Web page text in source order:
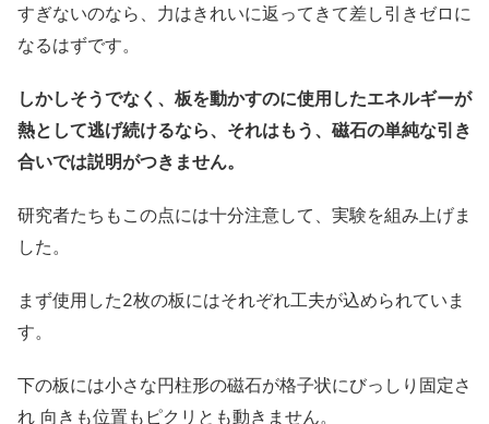
すぎないのなら、力はきれいに返ってきて差し引きゼロに
なるはずです。
しかしそうでなく、板を動かすのに使用したエネルギーが
熱として逃げ続けるなら、それはもう、磁石の単純な引き
合いでは説明がつきません。
研究者たちもこの点には十分注意して、実験を組み上げま
した。
まず使用した2枚の板にはそれぞれ工夫が込められていま
す。
下の板には小さな円柱形の磁石が格子状にびっしり固定さ
れ 向きも位置もピクリとも動きません。